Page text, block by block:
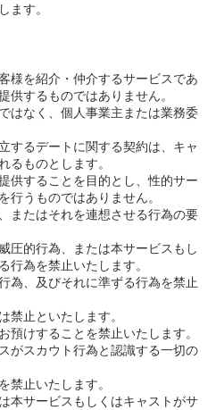
ます。
様を紹介・仲介するサービスであ
供するものではありません。
はなく、個人事業主または業務委
するデートに関する契約は、キャ
るものとします。
供することを目的とし、性的サー
行うものではありません。
またはそれを連想させる行為の要
圧的行為、または本サービスもし
行為を禁止いたします。
為、及びそれに準ずる行為を禁止
禁止といたします。
預けすることを禁止いたします。
がスカウト行為と認識する一切の
禁止いたします。
本サービスもしくはキャストがサ